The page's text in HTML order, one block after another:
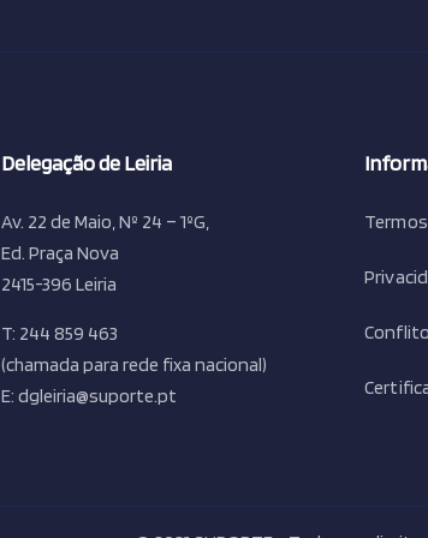
Delegação de Leiria
Av. 22 de Maio, Nº 24 – 1ºG,
Ed. Praça Nova
2415-396 Leiria
T: 244 859 463
(chamada para rede fixa nacional)
E: dgleiria@suporte.pt